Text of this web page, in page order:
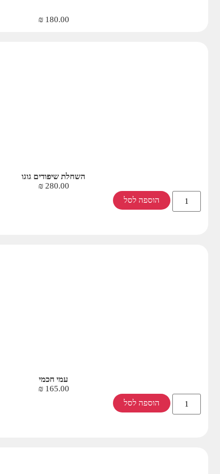
180.00
₪
השחלת שיפודים גוגו
280.00
₪
הוספה לסל
עמי חכמי
165.00
₪
הוספה לסל